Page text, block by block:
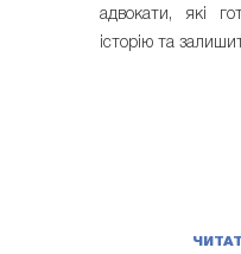
адвокати, які
історію та